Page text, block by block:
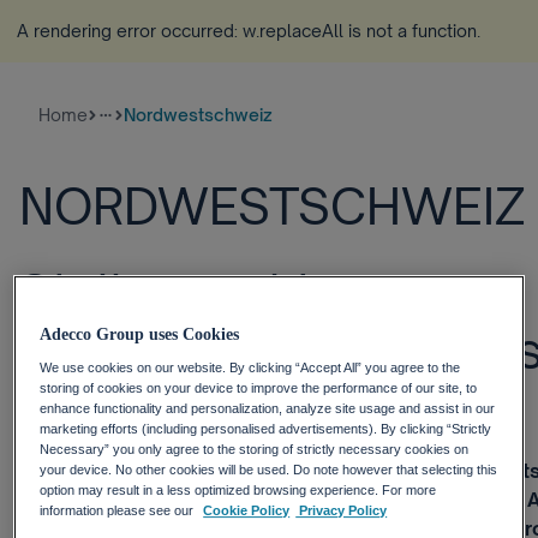
A rendering error occurred: w.replaceAll is not a function
Home more_horiz Nordwestschweiz
NORDWESTSCHWEIZ
Stellenmarkt
Nordwestschweiz:
5%
Zürich, 5. Juli 2018 – Der Stellenmarkt in der
sich im Sommerquartal 2018 positiv. Die Zunahme der
Stellenausschreibungen in dieser Region liegt mit 5
Adecco Group uses Cookies
We use cookies on our website. By clicking “Accept All” you agree to the
storing of cookies on your device to improve the performance of our site, to
enhance functionality and personalization, analyze site usage and assist in our
marketing efforts (including personalised advertisements). By clicking “Strictly
Necessary” you only agree to the storing of strictly necessary cookies on
your device. No other cookies will be used. Do note however that selecting this
option may result in a less optimized browsing experience. For more
information please see our
Cookie Policy Privacy Policy